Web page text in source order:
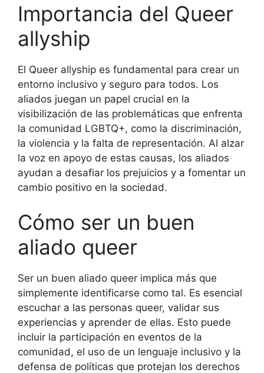
Importancia del Queer
allyship
El Queer allyship es fundamental para crear un
entorno inclusivo y seguro para todos. Los
aliados juegan un papel crucial en la
visibilización de las problemáticas que enfrenta
la comunidad LGBTQ+, como la discriminación,
la violencia y la falta de representación. Al alzar
la voz en apoyo de estas causas, los aliados
ayudan a desafiar los prejuicios y a fomentar un
cambio positivo en la sociedad.
Cómo ser un buen
aliado queer
Ser un buen aliado queer implica más que
simplemente identificarse como tal. Es esencial
escuchar a las personas queer, validar sus
experiencias y aprender de ellas. Esto puede
incluir la participación en eventos de la
comunidad, el uso de un lenguaje inclusivo y la
defensa de políticas que protejan los derechos